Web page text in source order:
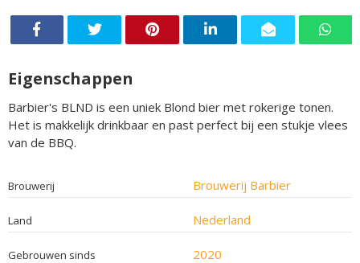
Eigenschappen
Barbier's BLND is een uniek Blond bier met rokerige tonen.
Het is makkelijk drinkbaar en past perfect bij een stukje vlees
van de BBQ.
Brouwerij Brouwerij Barbier
Land Nederland
Gebrouwen sinds 2020